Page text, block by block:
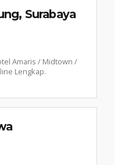
Surabaya
Amaris / Midtown /
Lengkap.